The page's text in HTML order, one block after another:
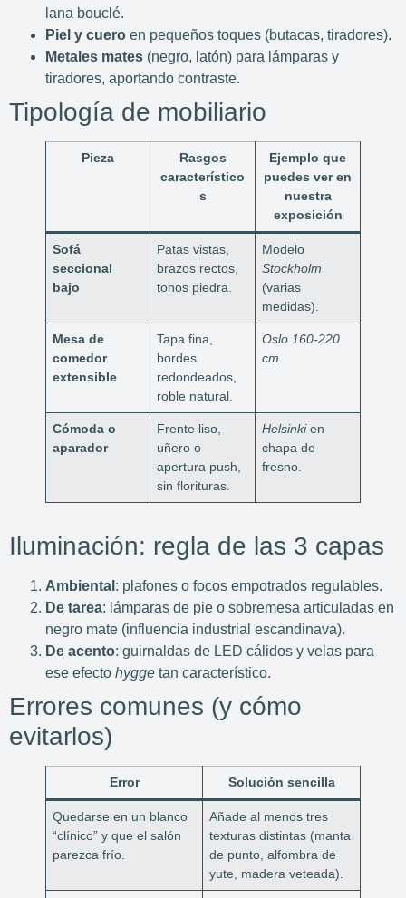
lana bouclé.
Piel y cuero en pequeños toques (butacas, tiradores).
Metales mates (negro, latón) para lámparas y
tiradores, aportando contraste.
Tipología de mobiliario
Pieza
Rasgos
característico
s
Ejemplo que
puedes ver en
nuestra
exposición
Sofá
seccional
bajo
Patas vistas,
brazos rectos,
tonos piedra.
Modelo
Stockholm
(varias
medidas).
Mesa de
comedor
extensible
Tapa fina,
bordes
redondeados,
roble natural.
Oslo 160-220
cm
Cómoda o
aparador
Frente liso,
uñero o
apertura push,
sin florituras.
Helsinkien
chapa de
fresno.
Iluminación: regla de las 3 capas
Ambiental : plafones o focos empotrados regulables.
De tarea: lámparas de pie o sobremesa articuladas en
negro mate (influencia industrial escandinava).
De acento: guirnaldas de LED cálidos y velas para
ese efecto hygge tan característico.
Errores comunes (y cómo
evitarlos)
Error Solución sencilla
Quedarse en un blanco
“clínico” y que el salón
parezca frío.
Añade al menos tres
texturas distintas (manta
de punto, alfombra de
yute, madera veteada).